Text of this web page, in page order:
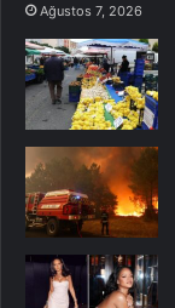
Ağustos 7, 2026